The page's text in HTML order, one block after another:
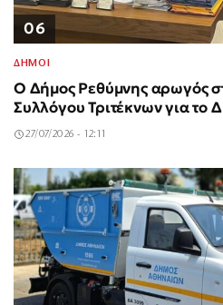
06
ΔΗΜΟΙ
Ο Δήμος Ρεθύμνης αρωγός
Συλλόγου Τριτέκνων για το
27/07/2026 - 12:11